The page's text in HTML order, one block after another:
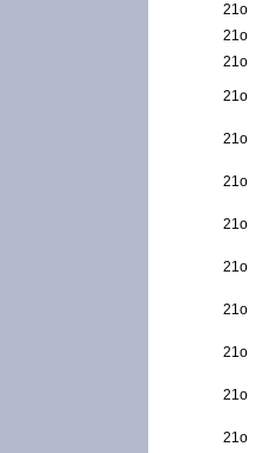
21ο
21ο
21ο
21ο
21ο
21ο
21ο
21ο
21ο
21ο
21ο
21ο